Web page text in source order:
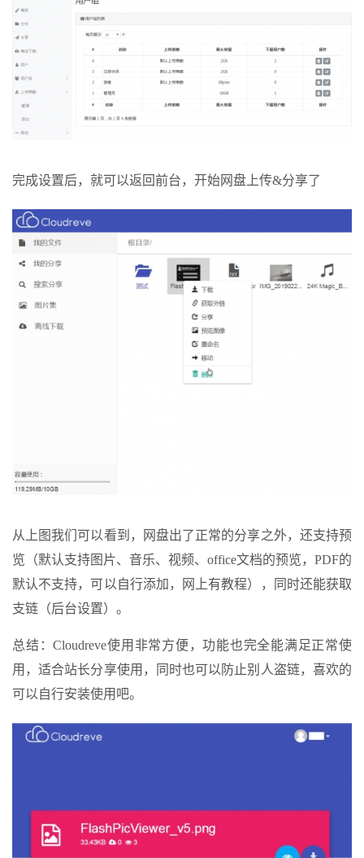
完成设置后，就可以返回前台，开始网盘上传&分享了
从上图我们可以看到，网盘出了正常的分享之外，还支持预
览（默认支持图片、音乐、视频、office文档的预览，PDF的
默认不支持，可以自行添加，网上有教程），同时还能获取
支链（后台设置）。
总结：Cloudreve使用非常方便，功能也完全能满足正常使
用，适合站长分享使用，同时也可以防止别人盗链，喜欢的
可以自行安装使用吧。